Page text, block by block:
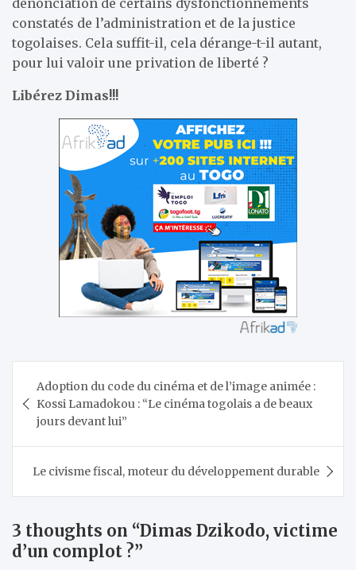
constatés de l’administration et de la justice
togolaises. Cela suffit-il, cela dérange-t-il autant,
pour lui valoir une privation de liberté ?
Libérez Dimas!!!
de
l’article
Adoption du code du cinéma et de l’image animée :
Kossi Lamadokou : “Le cinéma togolais a de beaux
jours devant lui”
Le civisme fiscal, moteur du développement durable
3 thoughts on “Dimas Dzikodo, victime
d’un complot ?”